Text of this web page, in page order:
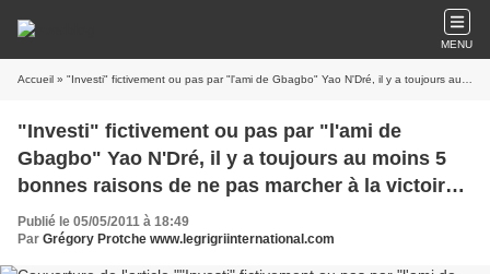
MENU
Accueil » "Investi" fictivement ou pas par "l'ami de Gbagbo" Yao N'Dré, il y a toujours au moins 5 bonnes raisons de ne pas marcher à la victoire de Ouattara
"Investi" fictivement ou pas par "l'ami de
Gbagbo" Yao N'Dré, il y a toujours au moins 5
bonnes raisons de ne pas marcher à la victoire
de Ouattara
Publié le 05/05/2011 à 18:49
Par Grégory Protche www.legrigriinternational.com